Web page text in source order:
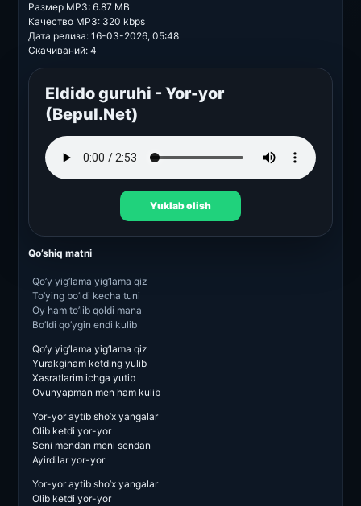
Размер MP3: 6.87 MB
Качество MP3: 320 kbps
Дата релиза: 16-03-2026, 05:48
Скачиваний: 4
Eldido guruhi - Yor-yor
(Bepul.Net)
Yuklab olish
Qo’shiq matni
Qo’y yig’lama yig’lama qiz
To’ying bo’ldi kecha tuni
Oy ham to’lib qoldi mana
Bo’ldi qo’ygin endi kulib
Qo’y yig’lama yig’lama qiz
Yurakginam ketding yulib
Xasratlarim ichga yutib
Ovunyapman men ham kulib
Yor-yor aytib sho’x yangalar
Olib ketdi yor-yor
Seni mendan meni sendan
Ayirdilar yor-yor
Yor-yor aytib sho’x yangalar
Olib ketdi yor-yor